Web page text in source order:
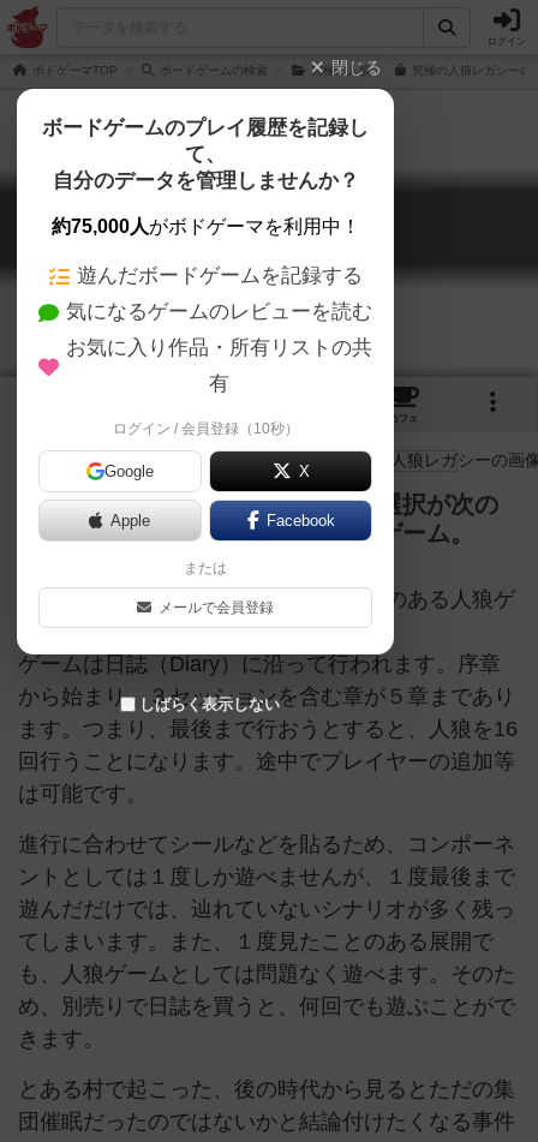
ログイン
ボドゲーマTOP ボードゲームの検索 究極の人狼 究極の人狼レガシーの
究極の人狼レガシー
Ultimate Werewolf Legacy
カフェ
ゲームブックのように村人たちの選択が次の
セッションに影響する、長編人狼ゲーム。
ある奇妙な村の歴史をたどる、物語性のある人狼ゲ
ームです。
ゲームは日誌（Diary）に沿って行われます。序章
から始まり、３セッションを含む章が５章まであり
ます。つまり、最後まで行おうとすると、人狼を16
回行うことになります。途中でプレイヤーの追加等
は可能です。
進行に合わせてシールなどを貼るため、コンポーネ
ントとしては１度しか遊べませんが、１度最後まで
遊んだだけでは、辿れていないシナリオが多く残っ
てしまいます。また、１度見たことのある展開で
も、人狼ゲームとしては問題なく遊べます。そのた
め、別売りで日誌を買うと、何回でも遊ぶことがで
きます。
とある村で起こった、後の時代から見るとただの集
団催眠だったのではないかと結論付けたくなる事件
閉じる
ボードゲームのプレイ履歴を記録し
て、
自分のデータを管理しませんか？
約75,000人がボドゲーマを利用中！
遊んだボードゲームを記録する
気になるゲームのレビューを読む
お気に入り作品・所有リストの共
有
ログイン / 会員登録（10秒）
Google X
Apple Facebook
または
メールで会員登録
しばらく表示しない